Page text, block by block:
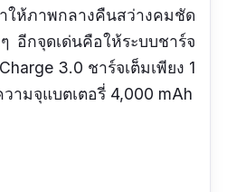
ห้ภาพกลางคืนสว่างคมชัด
อีกจุดเด่นคือให้ระบบชาร์จ
3.0 ชาร์จเต็มเพียง 1
ามจุแบตเตอรี่ 4,000 mAh